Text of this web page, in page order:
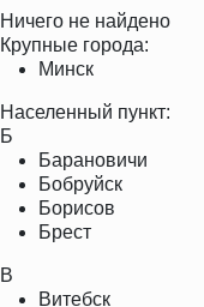
Ничего не найдено
Крупные города:
Минск
Населенный пункт:
Б
Барановичи
Бобруйск
Борисов
Брест
В
Витебск